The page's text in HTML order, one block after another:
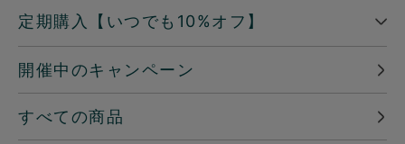
定期購入【いつでも10%オフ】
開催中のキャンペーン
すべての商品